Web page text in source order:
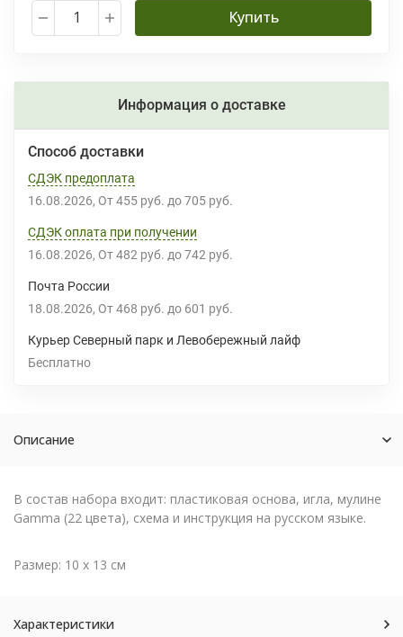
Купить
Информация о доставке
Способ доставки
СДЭК предоплата
16.08.2026 От 455 руб. до 705 руб.
СДЭК оплата при получении
16.08.2026 От 482 руб. до 742 руб.
Почта России
18.08.2026 От 468 руб. до 601 руб.
Курьер Северный парк и Левобережный лайф
Бесплатно
Описание
В состав набора входит: пластиковая основа, игла, мулине
Gamma (22 цвета), схема и инструкция на русском языке.
Размер: 10 х 13 см
Характеристики